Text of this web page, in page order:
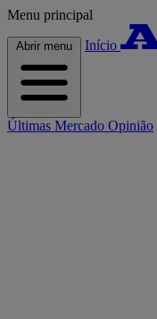
Menu principal
Abrir menu Início
Últimas Mercado Opinião